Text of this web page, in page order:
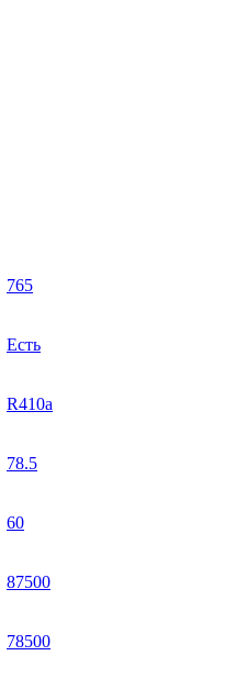
765
Есть
R410a
78.5
60
87500
78500